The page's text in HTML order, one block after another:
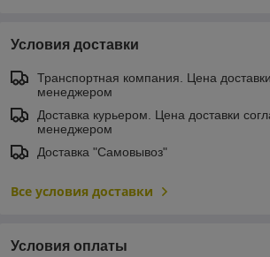
Условия доставки
Транспортная компания. Цена
менеджером
Доставка курьером. Цена доставки
менеджером
Доставка "Самовывоз"
Все условия доставки
Условия оплаты